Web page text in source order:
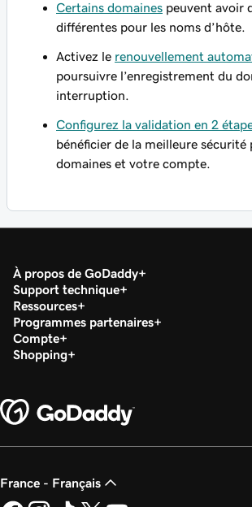
Certains domaines peuvent avoir
différentes pour les noms d’hôte.
Activez le renouvellement
poursuivre l’enregistrement du
interruption.
Configurez la validation en 2
bénéficier de la meilleure sécurité
domaines et votre compte.
À propos de GoDaddy
Support technique
Ressources
Programmes partenaires
Compte
Shopping
France - Français